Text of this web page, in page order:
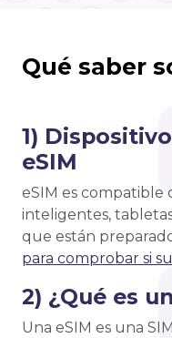
Qué saber
1)
eSIM
eSIM es compatible
inteligentes,
que están
para comprobar si
2) ¿Qué es
Una eSIM es una